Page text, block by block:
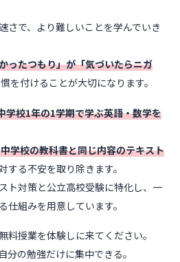
さで、より難しいことを学んでいき
ったつもり」が「気づいたらニガ
を付けることが大切になります。
学校1年の1学期で学ぶ英語・数学を
学校の教科書と同じ内容のテキスト
する不安を取り除きます。
ト対策と公立高校受験に特化し、一
仕組みを用意しています。
料授業を体験しに来てください。
分の勉強だけに集中できる。